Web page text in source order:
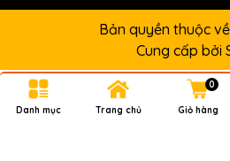
Bản quyền thuộc về
Cung cấp bởi
Danh mục Trang chủ Giỏ hàng
0